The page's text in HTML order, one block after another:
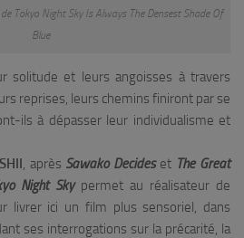
Tokyo Night Sky Is Always The Densest Shade Of
Blue
solitude et leurs angoisses à travers
reprises, leurs chemins finiront par se
ils à dépasser leur individualisme et
, après Sawako Decideset The Great
Night Skypermet au réalisateur de
livrer ici un film plus sensoriel, dans
ses interrogations sur la précarité, la